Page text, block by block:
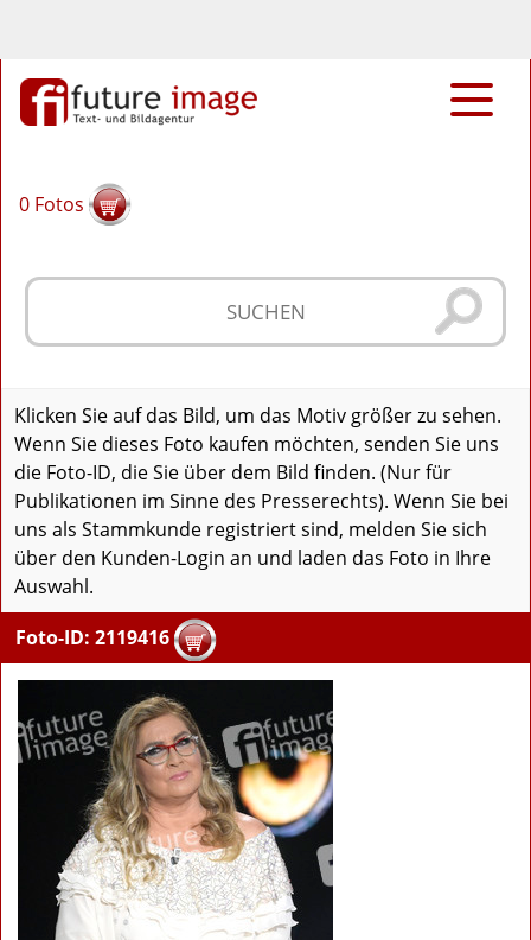
0 Fotos
Klicken Sie auf das Bild, um das Motiv größer zu sehen.
Wenn Sie dieses Foto kaufen möchten, senden Sie uns
die Foto-ID, die Sie über dem Bild finden. (Nur für
Publikationen im Sinne des Presserechts). Wenn Sie bei
uns als Stammkunde registriert sind, melden Sie sich
über den Kunden-Login an und laden das Foto in Ihre
Auswahl.
Foto-ID: 2119416